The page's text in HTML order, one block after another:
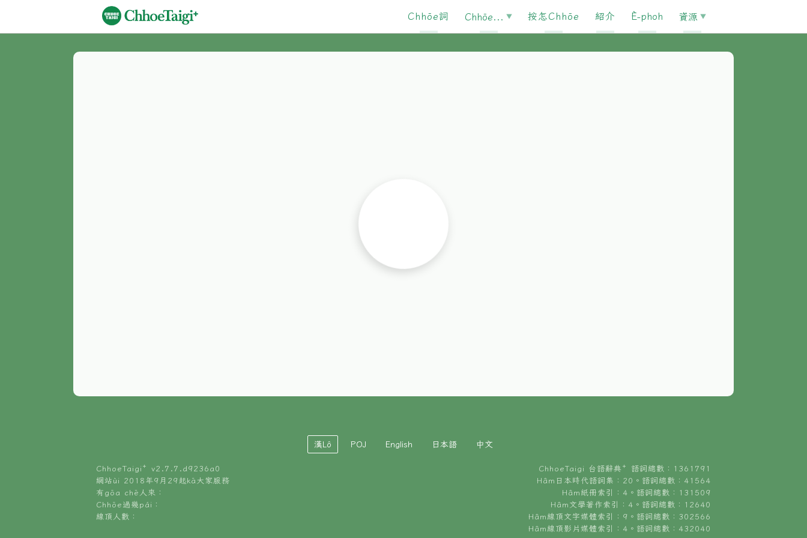
Chhōe詞 Chhōe... 按怎Chhōe 紹介 È-phoh 資源
漢Lô POJ English 日本語 中文
ChhoeTaigi⁺ v2.7.7.d9236a0
網站ùi 2018年9月29起kā大家服務
有gōa chē人來：
Chhōe過幾pái：
線頂人數：
ChhoeTaigi 台語辭典⁺ 語詞總數：1361791
Hâm日本時代語詞集：20。語詞總數：41564
Hâm紙冊索引：4。語詞總數：131509
Hâm文學著作索引：4。語詞總數：12640
Hâm線頂文字媒體索引：9。語詞總數：302566
Hâm線頂影片媒體索引：4。語詞總數：432040